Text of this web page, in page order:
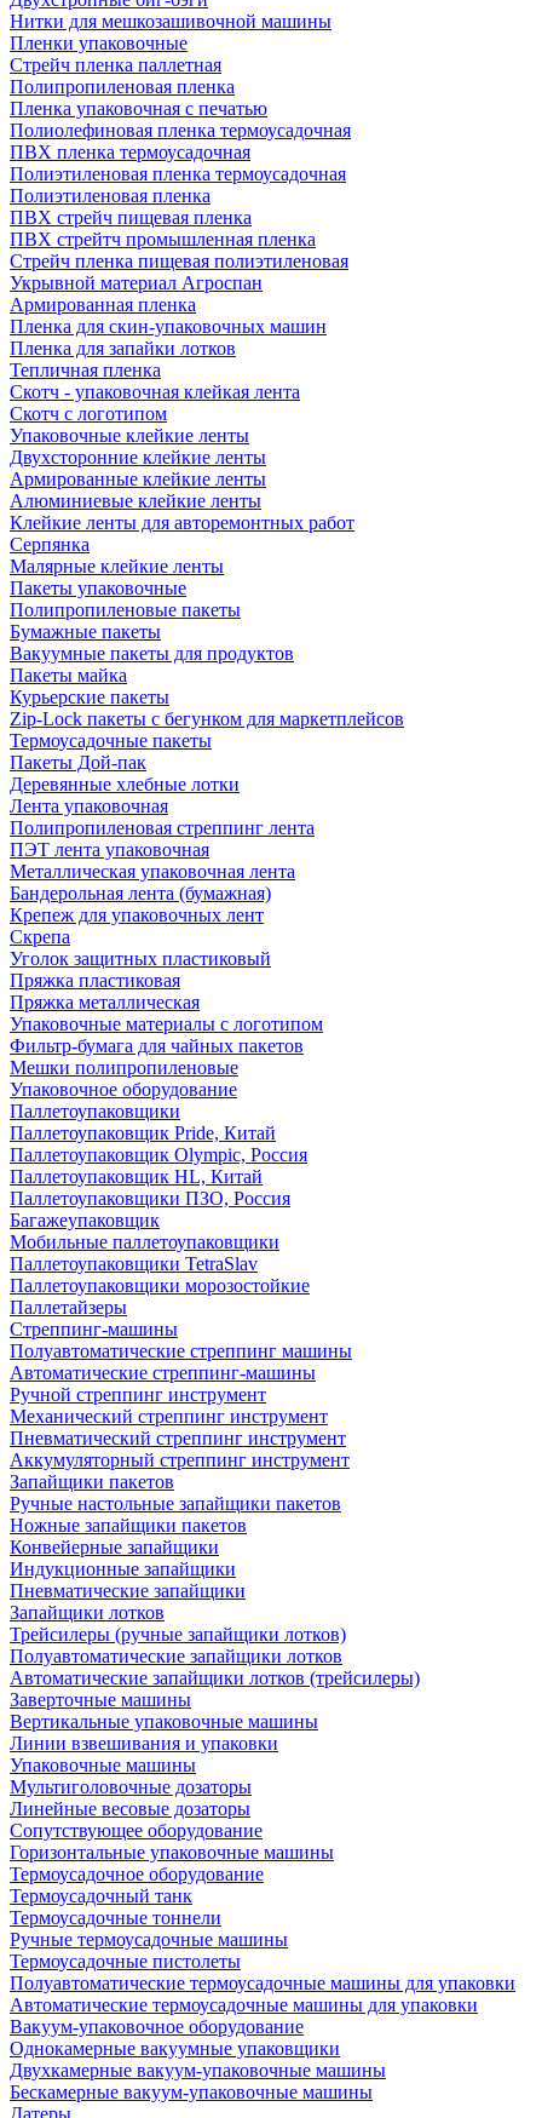
Нитки для мешкозашивочной машины
Пленки упаковочные
Стрейч пленка паллетная
Полипропиленовая пленка
Пленка упаковочная с печатью
Полиолефиновая пленка термоусадочная
ПВХ пленка термоусадочная
Полиэтиленовая пленка термоусадочная
Полиэтиленовая пленка
ПВХ стрейч пищевая пленка
ПВХ стрейтч промышленная пленка
Стрейч пленка пищевая полиэтиленовая
Укрывной материал Агроспан
Армированная пленка
Пленка для скин-упаковочных машин
Пленка для запайки лотков
Тепличная пленка
Скотч - упаковочная клейкая лента
Скотч с логотипом
Упаковочные клейкие ленты
Двухсторонние клейкие ленты
Армированные клейкие ленты
Алюминиевые клейкие ленты
Клейкие ленты для авторемонтных работ
Серпянка
Малярные клейкие ленты
Пакеты упаковочные
Полипропиленовые пакеты
Бумажные пакеты
Вакуумные пакеты для продуктов
Пакеты майка
Курьерские пакеты
Zip-Lock пакеты с бегунком для маркетплейсов
Термоусадочные пакеты
Пакеты Дой-пак
Деревянные хлебные лотки
Лента упаковочная
Полипропиленовая стреппинг лента
ПЭТ лента упаковочная
Металлическая упаковочная лента
Бандерольная лента (бумажная)
Крепеж для упаковочных лент
Скрепа
Уголок защитных пластиковый
Пряжка пластиковая
Пряжка металлическая
Упаковочные материалы с логотипом
Фильтр-бумага для чайных пакетов
Мешки полипропиленовые
Упаковочное оборудование
Паллетоупаковщики
Паллетоупаковщик Pride, Китай
Паллетоупаковщик Olympic, Россия
Паллетоупаковщик HL, Китай
Паллетоупаковщики ПЗО, Россия
Багажеупаковщик
Мобильные паллетоупаковщики
Паллетоупаковщики TetraSlav
Паллетоупаковщики морозостойкие
Паллетайзеры
Стреппинг-машины
Полуавтоматические стреппинг машины
Автоматические стреппинг-машины
Ручной стреппинг инструмент
Механический стреппинг инструмент
Пневматический стреппинг инструмент
Аккумуляторный стреппинг инструмент
Запайщики пакетов
Ручные настольные запайщики пакетов
Ножные запайщики пакетов
Конвейерные запайщики
Индукционные запайщики
Пневматические запайщики
Запайщики лотков
Трейсилеры (ручные запайщики лотков)
Полуавтоматические запайщики лотков
Автоматические запайщики лотков (трейсилеры)
Заверточные машины
Вертикальные упаковочные машины
Линии взвешивания и упаковки
Упаковочные машины
Мультиголовочные дозаторы
Линейные весовые дозаторы
Сопутствующее оборудование
Горизонтальные упаковочные машины
Термоусадочное оборудование
Термоусадочный танк
Термоусадочные тоннели
Ручные термоусадочные машины
Термоусадочные пистолеты
Полуавтоматические термоусадочные машины для упаковки
Автоматические термоусадочные машины для упаковки
Вакуум-упаковочное оборудование
Однокамерные вакуумные упаковщики
Двухкамерные вакуум-упаковочные машины
Бескамерные вакуум-упаковочные машины
Датеры